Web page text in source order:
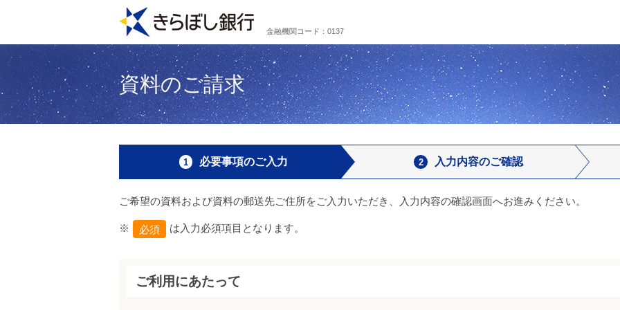
金融機関コード：0137
資料のご請求
必要事項のご入力 入力内容のご確認
ご希望の資料および資料の郵送先ご住所をご入力いただき、入力内容の確認画面へお進みください。
※ は入力必須項目となります。
ご利用にあたって